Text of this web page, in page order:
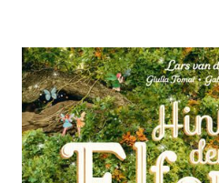
Hinter der Elfentür
Zur Wunschliste